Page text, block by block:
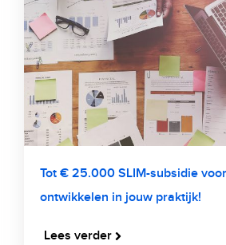
Tot € 25.000 SLIM-subsidie
ontwikkelen in jouw praktijk!
Lees verder